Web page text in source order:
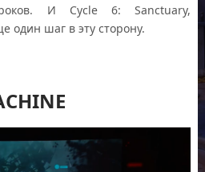
И Cycle 6: Sanctuary,
один шаг в эту сторону.